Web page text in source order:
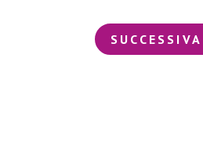
SUCCESSIVA